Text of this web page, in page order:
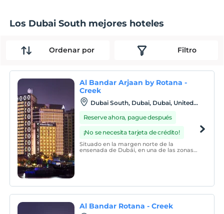
Los Dubai South mejores hoteles
Ordenar por Filtro
Al Bandar Arjaan by Rotana -
Creek
Dubai South, Dubai, Dubai, United
Reserve ahora, pague después
¡No se necesita tarjeta de crédito!
Situado en la margen norte de la
ensenada de Dubái, en una de las zonas
Al Bandar Rotana - Creek